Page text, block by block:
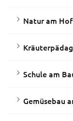
Natur am
Schule am
Gemüsebau